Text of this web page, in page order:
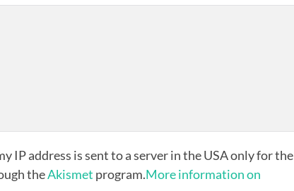
IP address is sent to a server in the USA only for the
theAkismet program.More information on